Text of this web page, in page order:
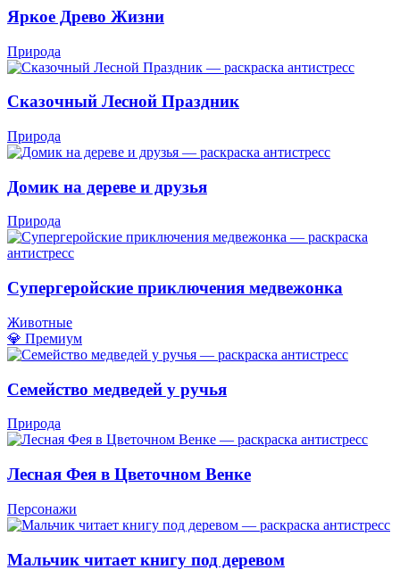
Яркое Древо Жизни
Природа
Сказочный Лесной Праздник
Природа
Домик на дереве и друзья
Природа
Супергеройские приключения медвежонка
Животные
💎 Премиум
Семейство медведей у ручья
Природа
Лесная Фея в Цветочном Венке
Персонажи
Мальчик читает книгу под деревом